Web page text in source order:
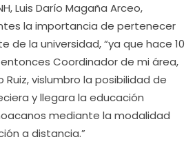
Luis Darío Magaña Arceo,
la importancia de pertenecer
de la universidad, “ya que hace 10
Coordinador de mi área,
Ruiz, vislumbro la posibilidad de
y llegara la educación
mediante la modalidad
a distancia.”